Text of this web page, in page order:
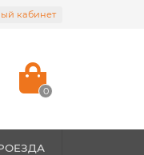
кабинет
0